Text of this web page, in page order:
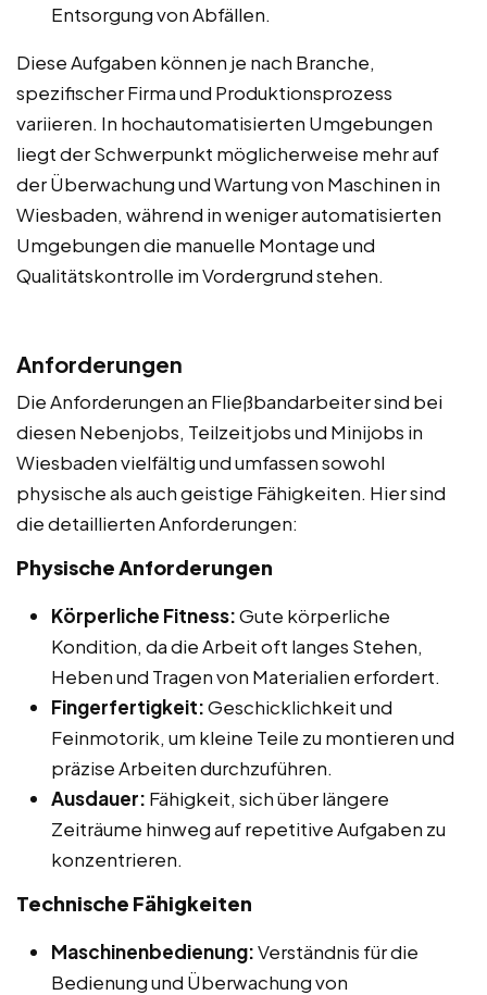
Entsorgung von Abfällen.
Diese Aufgaben können je nach Branche,
spezifischer Firma und Produktionsprozess
variieren. In hochautomatisierten Umgebungen
liegt der Schwerpunkt möglicherweise mehr auf
der Überwachung und Wartung von Maschinen in
Wiesbaden, während in weniger automatisierten
Umgebungen die manuelle Montage und
Qualitätskontrolle im Vordergrund stehen.
Anforderungen
Die Anforderungen an Fließbandarbeiter sind bei
diesen Nebenjobs, Teilzeitjobs und Minijobs in
Wiesbaden vielfältig und umfassen sowohl
physische als auch geistige Fähigkeiten. Hier sind
die detaillierten Anforderungen:
Physische Anforderungen
Körperliche Fitness:Gute körperliche
Kondition, da die Arbeit oft langes Stehen,
Heben und Tragen von Materialien erfordert.
Fingerfertigkeit:Geschicklichkeit und
Feinmotorik, um kleine Teile zu montieren und
präzise Arbeiten durchzuführen.
Ausdauer: Fähigkeit, sich über längere
Zeiträume hinweg auf repetitive Aufgaben zu
konzentrieren.
Technische Fähigkeiten
Maschinenbedienung:Verständnis für die
Bedienung und Überwachung von